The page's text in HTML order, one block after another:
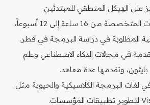
على الهيكل المنطقي للمبتدئين.
تتراوح مدة الدورات المتخصصة من 16 ساعة إلى 12 أسبوعاً،
المطلوبة في دراسة البرمجة في قطر.
في مجالات الذكاء الاصطناعي وعلم
بايثون، وتقدمها عدة معاهد.
لغات البرمجة الكلاسيكية والحيوية مثل